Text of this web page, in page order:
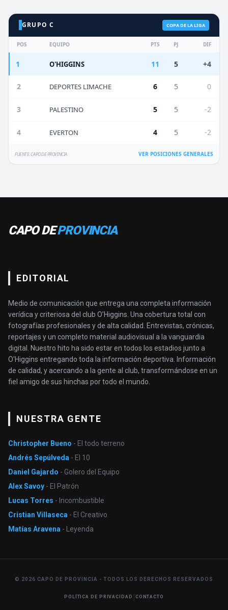
GRUPO C COPA DE LA LIGA
POS EQUIPO PTS PJ DIF
1 O'HIGGINS 11 5 +4
2 DEPORTES LIMACHE 6 5 0
3 PALESTINO 5 5 -2
4 EVERTON 4 5 -2
FUENTE: CAPO DE PROVINCIA VER POSICIONES GENERALES
CAPO DEPROVINCIA
EDITORIAL
Medio de comunicación que entrega una completa información
verídica y criteriosa del club O’Higgins. Una cobertura total con
fotografías profesionales y de alta calidad. Entrevistas, crónicas,
reportajes y un completo material audiovisual a la vanguardia
digital. Nuestro hito ha sido estar en todos los estadios junto a
O'Higgins entregando toda la información deportiva. Información
de calidad, y acercando a la gente al club, transformándose en un
fiel amigo de sus hinchas por todo el mundo.
NUESTRA GENTE
Christopher Bueno - El todo terreno
Andrés Sepúlveda - El 10
Daniel Gajardo - Golero del Equipo
Alex Savoy - El Patrón
Lucas Torres - Incombustible
Cristian Villaseca - El Creativo
Matías Aravena - Leyenda
© 2026 CAPO DE PROVINCIA - TODOS LOS DERECHOS RESERVADOS
POLÍTICA DE PRIVACIDAD | CONTACTO